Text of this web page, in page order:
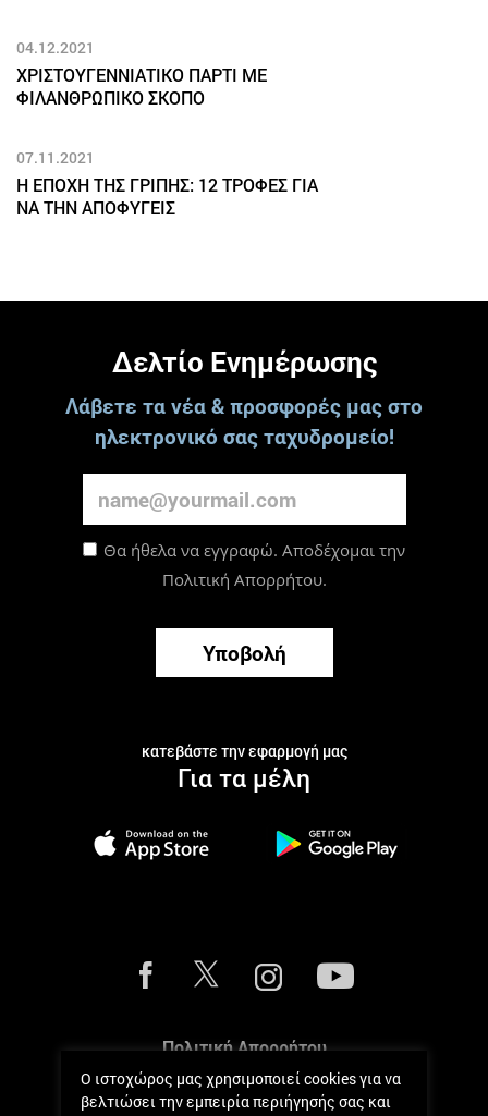
04.12.2021
ΧΡΙΣΤΟΥΓΕΝΝΙΑΤΙΚΟ ΠΑΡΤΙ ΜΕ
ΦΙΛΑΝΘΡΩΠΙΚΟ ΣΚΟΠΟ
07.11.2021
Η ΕΠΟΧΗ ΤΗΣ ΓΡΙΠΗΣ: 12 ΤΡΟΦΕΣ ΓΙΑ
ΝΑ ΤΗΝ ΑΠΟΦΥΓΕΙΣ
Δελτίο Ενημέρωσης
Λάβετε τα νέα & προσφορές μας στο
ηλεκτρονικό σας ταχυδρομείο!
Θα ήθελα να εγγραφώ. Αποδέχομαι την
Πολιτική Απορρήτου.
Υποβολή
κατεβάστε την εφαρμογή μας
Για τα μέλη
Πολιτική Απορρήτου
Πολιτική Cookies
Ο ιστοχώρος μας χρησιμοποιεί cookies για να
βελτιώσει την εμπειρία περιήγησής σας και